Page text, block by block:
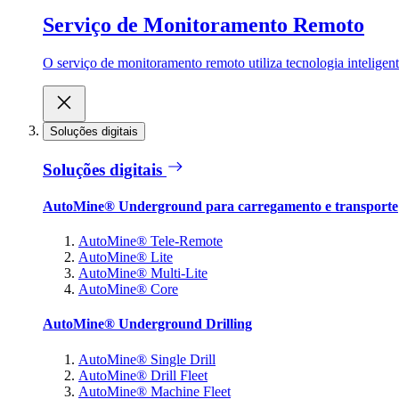
Serviço de Monitoramento Remoto
O serviço de monitoramento remoto utiliza tecnologia
Soluções digitais
Soluções digitais
AutoMine® Underground para carregamento e transporte
AutoMine® Tele-Remote
AutoMine® Lite
AutoMine® Multi-Lite
AutoMine® Core
AutoMine® Underground Drilling
AutoMine® Single Drill
AutoMine® Drill Fleet
AutoMine® Machine Fleet